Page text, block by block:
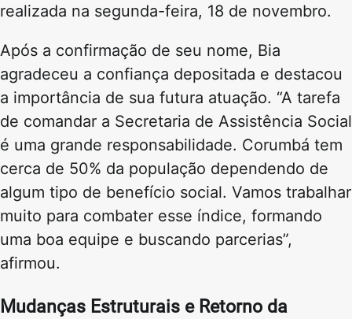
realizada na segunda-feira, 18 de novembro.
Após a confirmação de seu nome, Bia
agradeceu a confiança depositada e destacou
a importância de sua futura atuação. “A tarefa
de comandar a Secretaria de Assistência Social
é uma grande responsabilidade. Corumbá tem
cerca de 50% da população dependendo de
algum tipo de benefício social. Vamos trabalhar
muito para combater esse índice, formando
uma boa equipe e buscando parcerias”,
afirmou.
Mudanças Estruturais e Retorno da